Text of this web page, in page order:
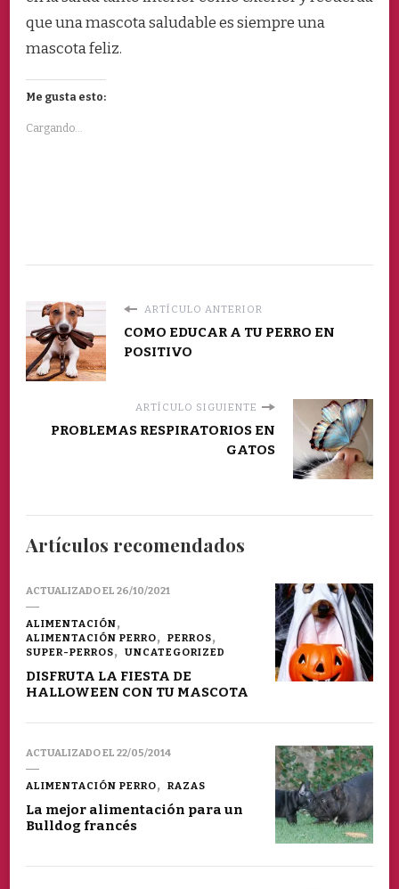
que una mascota saludable es siempre una
mascota feliz.
Me gusta esto:
Cargando...
ARTÍCULO ANTERIOR
COMO EDUCAR A TU PERRO EN
POSITIVO
ARTÍCULO SIGUIENTE
PROBLEMAS RESPIRATORIOS EN
GATOS
Artículos recomendados
ACTUALIZADO EL 26/10/2021
ALIMENTACIÓN
ALIMENTACIÓN PERRO
PERROS
SUPER-PERROS
UNCATEGORIZED
DISFRUTA LA FIESTA DE
HALLOWEEN CON TU MASCOTA
ACTUALIZADO EL 22/05/2014
ALIMENTACIÓN PERRO RAZAS
La mejor alimentación para un
Bulldog francés